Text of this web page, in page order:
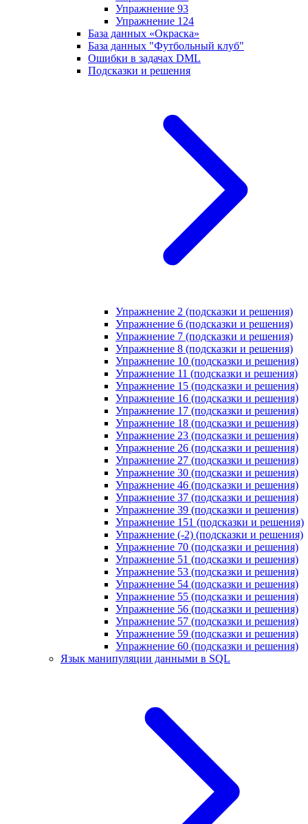
Упражнение 93
Упражнение 124
База данных «Окраска»
База данных "Футбольный клуб"
Ошибки в задачах DML
Подсказки и решения
Упражнение 2 (подсказки и решения)
Упражнение 6 (подсказки и решения)
Упражнение 7 (подсказки и решения)
Упражнение 8 (подсказки и решения)
Упражнение 10 (подсказки и решения)
Упражнение 11 (подсказки и решения)
Упражнение 15 (подсказки и решения)
Упражнение 16 (подсказки и решения)
Упражнение 17 (подсказки и решения)
Упражнение 18 (подсказки и решения)
Упражнение 23 (подсказки и решения)
Упражнение 26 (подсказки и решения)
Упражнение 27 (подсказки и решения)
Упражнение 30 (подсказки и решения)
Упражнение 46 (подсказки и решения)
Упражнение 37 (подсказки и решения)
Упражнение 39 (подсказки и решения)
Упражнение 151 (подсказки и решения)
Упражнение (-2) (подсказки и решения)
Упражнение 70 (подсказки и решения)
Упражнение 51 (подсказки и решения)
Упражнение 53 (подсказки и решения)
Упражнение 54 (подсказки и решения)
Упражнение 55 (подсказки и решения)
Упражнение 56 (подсказки и решения)
Упражнение 57 (подсказки и решения)
Упражнение 59 (подсказки и решения)
Упражнение 60 (подсказки и решения)
Язык манипуляции данными в SQL